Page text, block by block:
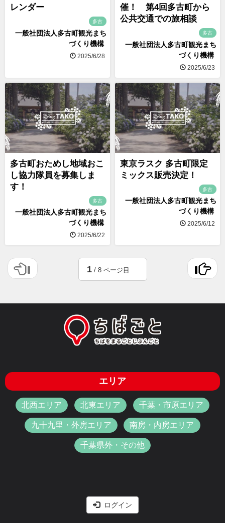
レンダー
多古
一般社団法人多古町観光まち
づくり機構
2025/6/28
催！ 第4回多古町から
公共交通での旅相談
多古
一般社団法人多古町観光まち
づくり機構
2025/6/23
多古町おためし地域おこ
し協力隊員を募集しま
す！
多古
一般社団法人多古町観光まち
づくり機構
2025/6/22
東京ラスク 多古町限定
ミックス販売決定！
多古
一般社団法人多古町観光まち
づくり機構
2025/6/12
1/ 8 ページ目
エリア
北西エリア 北東エリア 千葉・市原エリア
九十九里・外房エリア 南房・内房エリア
千葉県外・その他
ログイン